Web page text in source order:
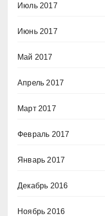
Июль 2017
Июнь 2017
Май 2017
Апрель 2017
Март 2017
Февраль 2017
Январь 2017
Декабрь 2016
Ноябрь 2016